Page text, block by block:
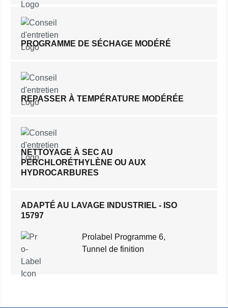
PROGRAMME DE SÉCHAGE MODÉRÉ
REPASSER À TEMPÉRATURE MODÉRÉE
NETTOYAGE À SEC AU
PERCHLORÉTHYLÈNE OU AUX
HYDROCARBURES
ADAPTÉ AU LAVAGE INDUSTRIEL - ISO
15797
Prolabel Programme 6,
Tunnel de finition